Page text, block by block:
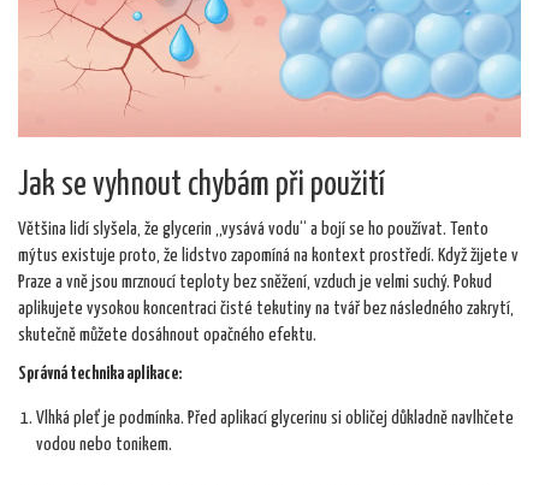
Jak se vyhnout chybám při použití
Většina lidí slyšela, že glycerin „vysává vodu“ a bojí se ho používat. Tento
mýtus existuje proto, že lidstvo zapomíná na kontext prostředí. Když žijete v
Praze a vně jsou mrznoucí teploty bez sněžení, vzduch je velmi suchý. Pokud
aplikujete vysokou koncentraci čisté tekutiny na tvář bez následného zakrytí,
skutečně můžete dosáhnout opačného efektu.
Správná technika aplikace:
Vlhká pleť je podmínka. Před aplikací glycerinu si obličej důkladně navlhčete
vodou nebo tonikem.